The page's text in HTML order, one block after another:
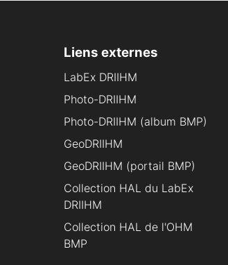
Liens externes
LabEx DRIIHM
Photo-DRIIHM
Photo-DRIIHM (album BMP)
GeoDRIIHM
GeoDRIIHM (portail BMP)
Collection HAL du LabEx
DRIIHM
Collection HAL de l'OHM
BMP